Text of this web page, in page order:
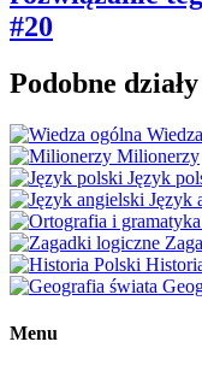
#20
Podobne działy
Milionerzy
Język
Język
Menu